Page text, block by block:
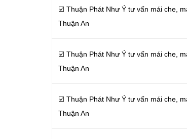
☑️ Thuận Phát Như Ý tư vấn mái che,
Thuận An
☑️ Thuận Phát Như Ý tư vấn mái che,
Thuận An
☑️ Thuận Phát Như Ý tư vấn mái che,
Thuận An